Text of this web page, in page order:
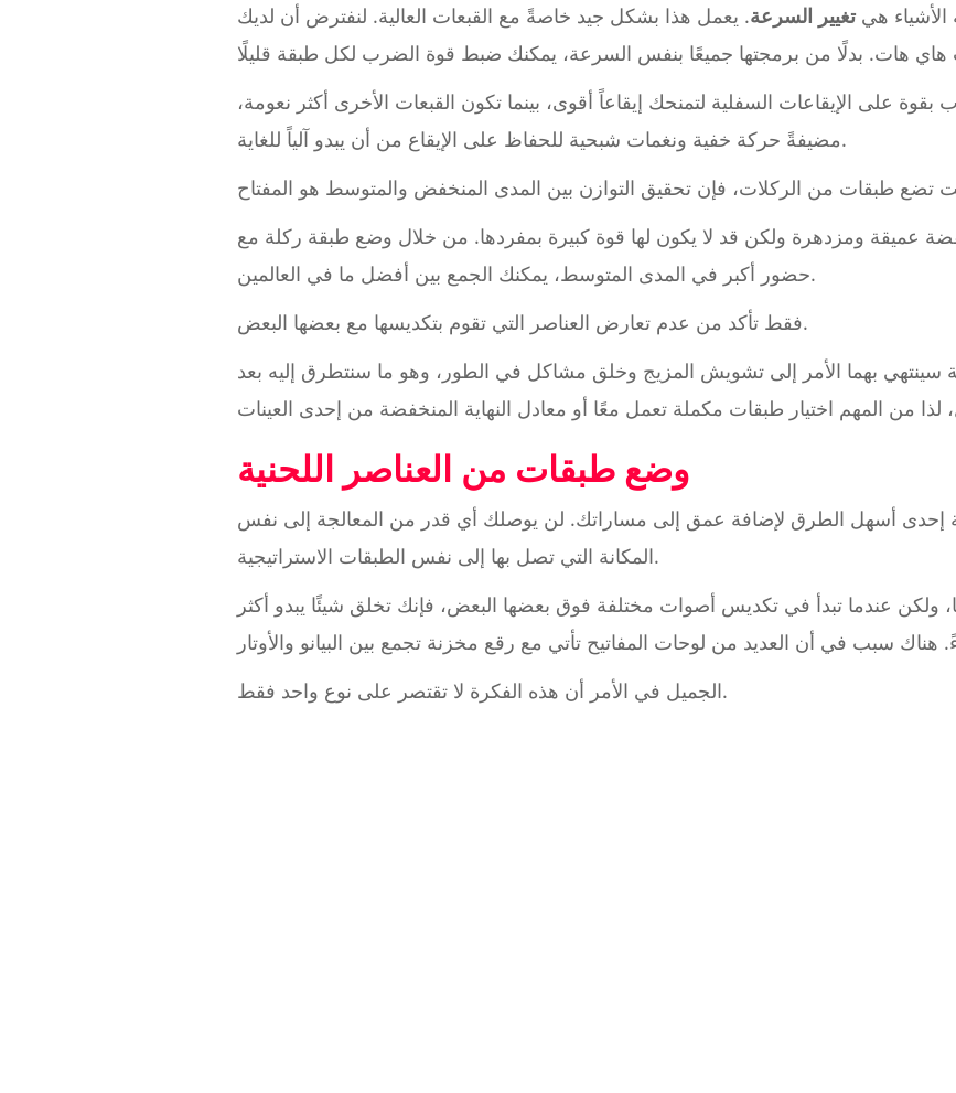
هي تغيير السرعة. يعمل هذا بشكل جيد خاصةً مع القبعات العالية. لنفترض أن لديك
على الإيقاعات السفلية لتمنحك إيقاعاً أقوى، بينما تكون القبعات الأخرى أكثر نعومة،
مضيفةً حركة خفية ونغمات شبحية للحفاظ على الإيقاع من أن يبدو آلياً للغاية.
عميقة ومزدهرة ولكن قد لا يكون لها قوة كبيرة بمفردها. من خلال وضع طبقة ركلة مع
حضور أكبر في المدى المتوسط، يمكنك الجمع بين أفضل ما في العالمين.
فقط تأكد من عدم تعارض العناصر التي تقوم بتكديسها مع بعضها البعض.
سينتهي بهما الأمر إلى تشويش المزيج وخلق مشاكل في الطور، وهو ما سنتطرق إليه بعد
وضع طبقات من العناصر اللحنية
إحدى أسهل الطرق لإضافة عمق إلى مساراتك. لن يوصلك أي قدر من المعالجة إلى نفس
المكانة التي تصل بها إلى نفس الطبقات الاستراتيجية.
ولكن عندما تبدأ في تكديس أصوات مختلفة فوق بعضها البعض، فإنك تخلق شيئًا يبدو أكثر
الجميل في الأمر أن هذه الفكرة لا تقتصر على نوع واحد فقط.